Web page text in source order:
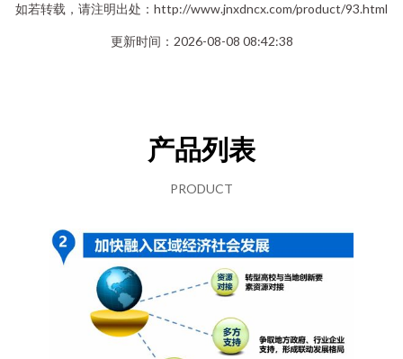
如若转载，请注明出处：http://www.jnxdncx.com/product/93.html
更新时间：2026-08-08 08:42:38
产品列表
PRODUCT